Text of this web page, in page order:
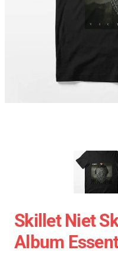
Skillet Niet
Album